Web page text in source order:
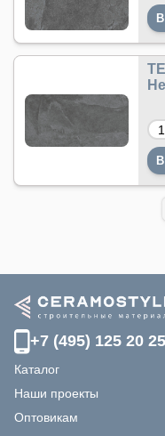
+7 (495) 125 20 25
Каталог
Наши проекты
Оптовикам